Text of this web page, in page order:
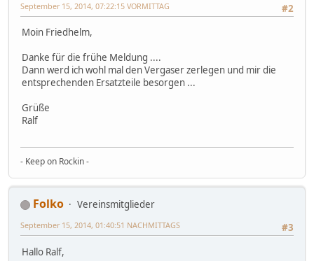
#2
September 15, 2014, 07:22:15 VORMITTAG
Moin Friedhelm,
Danke für die frühe Meldung ....
Dann werd ich wohl mal den Vergaser zerlegen und mir die
entsprechenden Ersatzteile besorgen ...
Grüße
Ralf
- Keep on Rockin -
Folko
Vereinsmitglieder
#3
September 15, 2014, 01:40:51 NACHMITTAGS
Hallo Ralf,